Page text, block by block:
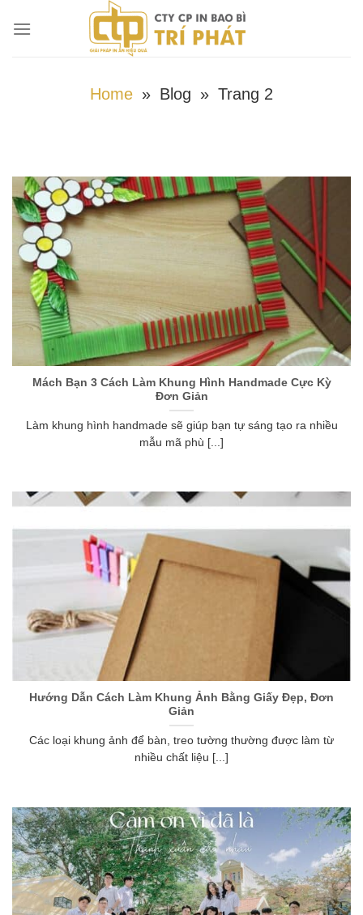
đến
Home » Blog » Trang 2
Mách Bạn 3 Cách Làm Khung Hình Handmade Cực Kỳ
Đơn Giản
Làm khung hình handmade sẽ giúp bạn tự sáng tạo ra nhiều
mẫu mã phù [...]
Hướng Dẫn Cách Làm Khung Ảnh Bằng Giấy Đẹp, Đơn
Giản
Các loại khung ảnh để bàn, treo tường thường được làm từ
nhiều chất liệu [...]